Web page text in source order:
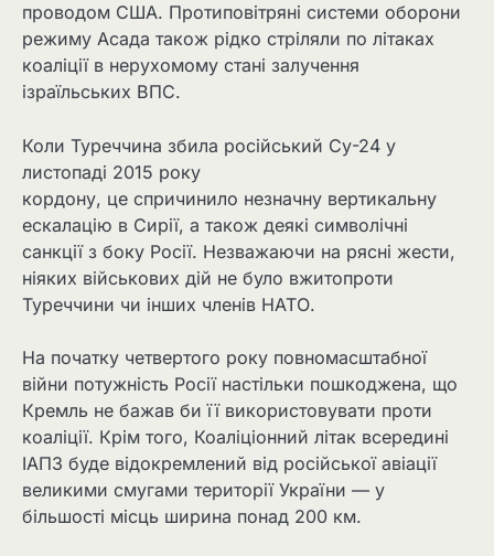
проводом США. Протиповітряні системи оборони
режиму Асада також рідко стріляли по літаках
коаліції в нерухомому стані залучення
ізраїльських ВПС.
Коли Туреччина збила російський Су-24 у
листопаді 2015 року
кордону, це спричинило незначну вертикальну
ескалацію в Сирії, а також деякі символічні
санкції з боку Росії. Незважаючи на рясні жести,
ніяких військових дій не було вжитопроти
Туреччини чи інших членів НАТО.
На початку четвертого року повномасштабної
війни потужність Росії настільки пошкоджена, що
Кремль не бажав би її використовувати проти
коаліції. Крім того, Коаліціонний літак всередині
ІАПЗ буде відокремлений від російської авіації
великими смугами території України — у
більшості місць ширина понад 200 км.